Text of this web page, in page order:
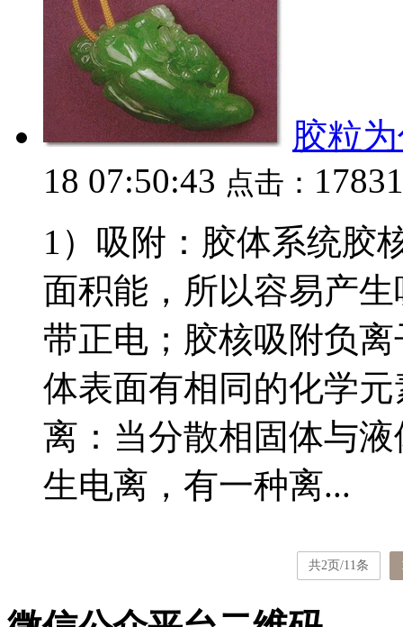
胶粒
18 07:50:43 点击：
1）吸附：胶体系统胶
面积能，所以容易产
带正电；胶核吸附负
体表面有相同的化学
离：当分散相固体与
生电离，有一种离...
共2页/11条